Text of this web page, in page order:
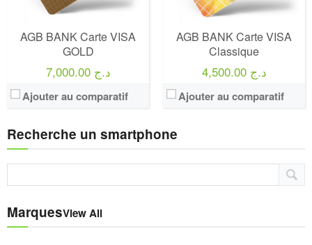
AGB BANK Carte VISA
GOLD
7,000.00 د.ج
Ajouter au comparatif
AGB BANK Carte VISA
Classique
4,500.00 د.ج
Ajouter au comparatif
Recherche un smartphone
MarquesView All